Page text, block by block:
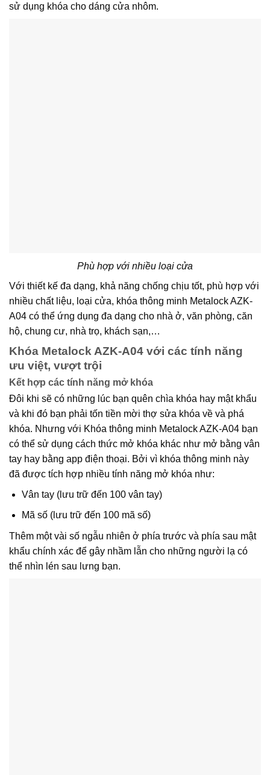
sử dụng khóa cho dáng cửa nhôm.
Phù hợp với nhiều loại cửa
Với thiết kế đa dạng, khả năng chống chịu tốt, phù hợp với
nhiều chất liệu, loại cửa, khóa thông minh Metalock AZK-
A04 có thể ứng dụng đa dạng cho nhà ở, văn phòng, căn
hộ, chung cư, nhà trọ, khách sạn,…
Khóa Metalock AZK-A04 với các tính năng
ưu việt, vượt trội
Kết hợp các tính năng mở khóa
Đôi khi sẽ có những lúc bạn quên chìa khóa hay mật khẩu
và khi đó bạn phải tốn tiền mời thợ sửa khóa về và phá
khóa. Nhưng với Khóa thông minh Metalock AZK-A04 bạn
có thể sử dụng cách thức mở khóa khác như mở bằng vân
tay hay bằng app điện thoại. Bởi vì khóa thông minh này
đã được tích hợp nhiều tính năng mở khóa như:
Vân tay (lưu trữ đến 100 vân tay)
Mã số (lưu trữ đến 100 mã số)
Thêm một vài số ngẫu nhiên ở phía trước và phía sau mật
khẩu chính xác để gây nhầm lẫn cho những người lạ có
thể nhìn lén sau lưng bạn.